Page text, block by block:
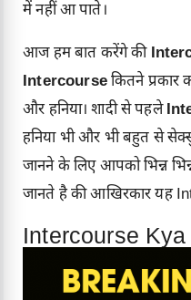
में नहीं आ पाते।
आज हम बात करेंगे की
Intercourseकितने प्रकार
और हनिया। शादी से पहले
हनिया भी और भी बहुत से
जानने के लिए आपको भिन्न
जानते है की आखिरकार यह
Intercourse